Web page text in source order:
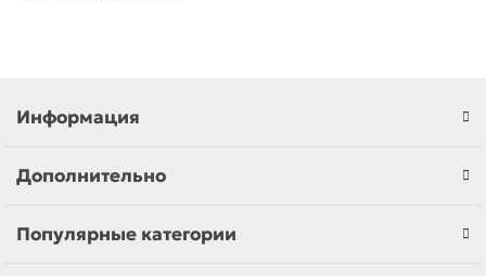
Информация
Дополнительно
Популярные категории